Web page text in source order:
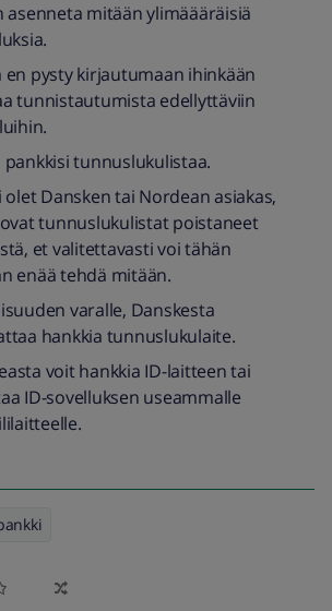
asenneta mitään ylimäääräisiä
en pysty kirjautumaan ihinkään
tunnistautumista edellyttäviin
pankkisi tunnuslukulistaa.
olet Dansken tai Nordean asiakas,
tunnuslukulistat poistaneet
et valitettavasti voi tähän
enää tehdä mitään.
varalle, Danskesta
hankkia tunnuslukulaite.
voit hankkia ID-laitteen tai
ID-sovelluksen useammalle